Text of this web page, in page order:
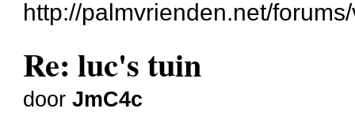
http://palmvrienden.net/
Re: luc's tuin
doorJmC4c